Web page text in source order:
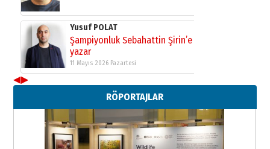
Yusuf POLAT
Şampiyonluk Sebahattin Şirin’e
yazar
11 Mayıs 2026 Pazartesi
Neşat YALÇIN
Paranın Aile Kültüründeki Yeri
03 Ağustos 2026 Pazartesi
Yıldırım Gündoğdu
◀▶
RÖPORTAJLAR